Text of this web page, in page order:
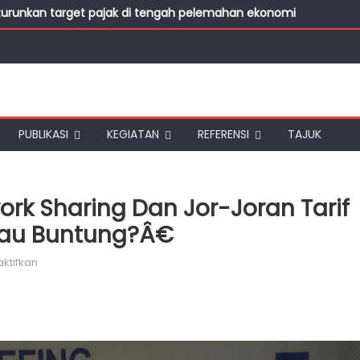
target pajak di tengah pelemahan ekonomi
Restitusi Pajak 2026, Diduga Dipicu Penundaan hingga Ijon
Penerimaan PPN Masih Jauh dari Target
PUBLIKASI KEGIATAN REFERENSI TAJUK
Sharing Dan Jor-Joran Tarif
Buntung?â€